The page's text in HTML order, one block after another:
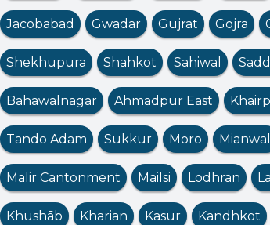
Jacobabad Gwadar Gujrat Gojra
Shekhupura Shahkot Sahiwal
Bahawalnagar Ahmadpur East
Tando Adam Sukkur Moro
Malir Cantonment Mailsi Lodhran
Khushāb Kharian Kasur Kandhkot